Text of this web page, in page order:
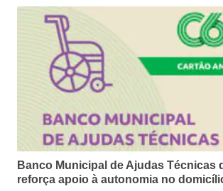
Banco Municipal de Ajudas Técnicas
reforça apoio à autonomia no